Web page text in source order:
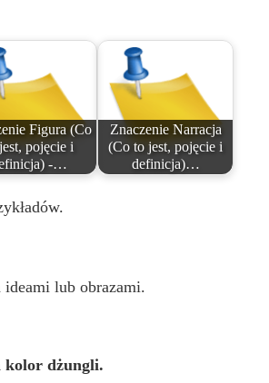
Figura (Co
pojęcie i
-…
Znaczenie Narracja
(Co to jest, pojęcie i
definicja)…
lub obrazami.
kolor dżungli.